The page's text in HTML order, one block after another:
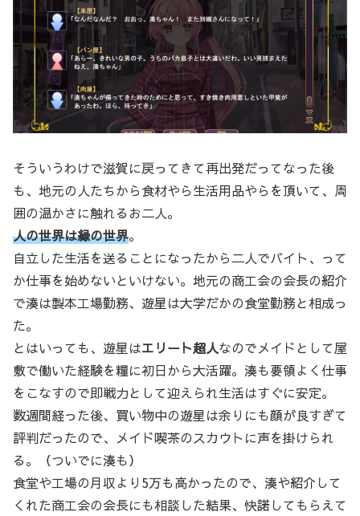
そういうわけで滋賀に戻ってきて再出発だってなった後
も、地元の人たちから食材やら生活用品やらを頂いて、周
囲の温かさに触れるお二人。
人の世界は縁の世界。
自立した生活を送ることになったから二人でバイト、って
か仕事を始めないといけない。地元の商工会の会長の紹介
で湊は製本工場勤務、遊星は大学だかの食堂勤務と相成っ
た。
とはいっても、遊星はエリート超人なのでメイドとして屋
敷で働いた経験を糧に初日から大活躍。湊も要領よく仕事
をこなすので即戦力として迎えられ生活はすぐに安定。
数週間経った後、買い物中の遊星は余りにも顔が良すぎて
評判だったので、メイド喫茶のスカウトに声を掛けられ
る。（ついでに湊も）
食堂や工場の月収より5万も高かったので、湊や紹介して
くれた商工会の会長にも相談した結果、快諾してもらえて